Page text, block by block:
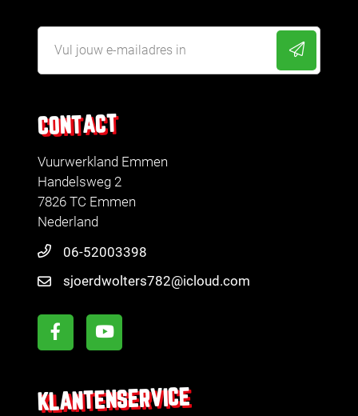
CONTACT
Vuurwerkland Emmen
Handelsweg 2
7826 TC Emmen
Nederland
06-52003398
sjoerdwolters782@icloud.com
KLANTENSERVICE